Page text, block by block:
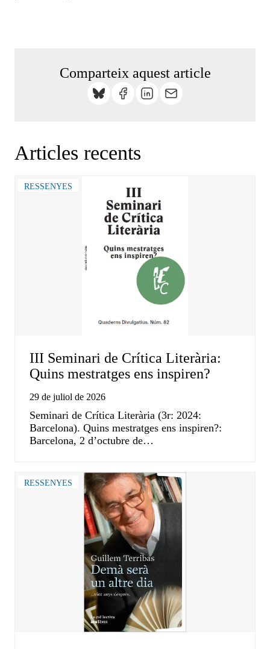
Comparteix aquest article
Articles recents
RESSENYES
III Seminari de Crítica Literària:
Quins mestratges ens inspiren?
29 de juliol de 2026
Seminari de Crítica Literària (3r: 2024:
Barcelona). Quins mestratges ens inspiren?:
Barcelona, 2 d’octubre de…
RESSENYES